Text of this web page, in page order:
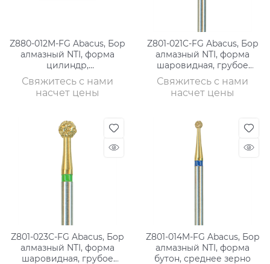
Z880-012M-FG Abacus, Бор
алмазный NTI, форма
цилиндр,
круглая,среднее зерно
Свяжитесь с нами
насчет цены
Z801-021C-FG Abacus, Бор
алмазный NTI, форма
шаровидная, грубое
Свяжитесь с нами
насчет цены
Z801-023C-FG Abacus, Бор
алмазный NTI, форма
шаровидная, грубое
Z801-014M-FG Abacus, Бор
алмазный NTI, форма
бутон, среднее зерно